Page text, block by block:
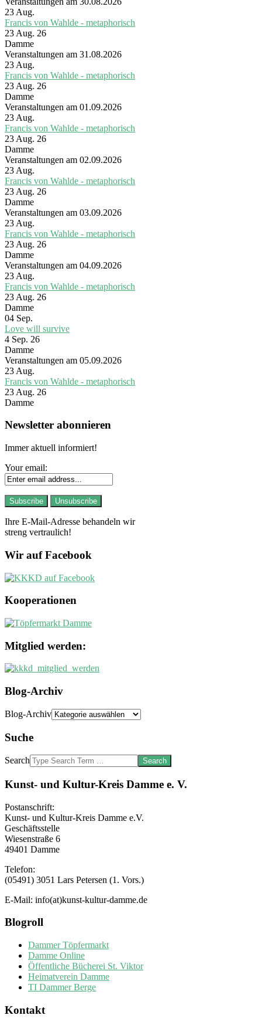
23 Aug.
Francis von Wahlde - metaphorisch
23 Aug. 26
Damme
Veranstaltungen am 31.08.2026
23 Aug.
Francis von Wahlde - metaphorisch
23 Aug. 26
Damme
Veranstaltungen am 01.09.2026
23 Aug.
Francis von Wahlde - metaphorisch
23 Aug. 26
Damme
Veranstaltungen am 02.09.2026
23 Aug.
Francis von Wahlde - metaphorisch
23 Aug. 26
Damme
Veranstaltungen am 03.09.2026
23 Aug.
Francis von Wahlde - metaphorisch
23 Aug. 26
Damme
Veranstaltungen am 04.09.2026
23 Aug.
Francis von Wahlde - metaphorisch
23 Aug. 26
Damme
04 Sep.
Love will survive
4 Sep. 26
Damme
Veranstaltungen am 05.09.2026
23 Aug.
Francis von Wahlde - metaphorisch
23 Aug. 26
Damme
Newsletter abonnieren
Immer aktuell informiert!
Your email:
Ihre E-Mail-Adresse behandeln wir
streng vertraulich!
Wir auf Facebook
Kooperationen
Mitglied werden:
Blog-Archiv
Blog-Archiv
Suche
Search
Kunst- und Kultur-Kreis Damme e. V.
Postanschrift:
Kunst- und Kultur-Kreis Damme e.V.
Geschäftsstelle
Wiesenstraße 6
49401 Damme
Telefon:
(05491) 3051 Lars Petersen (1. Vors.)
E-Mail: info(at)kunst-kultur-damme.de
Blogroll
Dammer Töpfermarkt
Damme Online
Öffentliche Bücherei St. Viktor
Heimatverein Damme
TI Dammer Berge
Kontakt